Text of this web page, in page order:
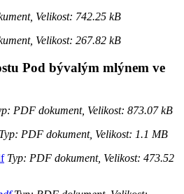
Velikost: 742.25 kB
Velikost: 267.82 kB
Pod bývalým mlýnem ve
PDF dokument, Velikost: 873.07 kB
PDF dokument, Velikost: 1.1 MB
Typ: PDF dokument, Velikost: 473.52